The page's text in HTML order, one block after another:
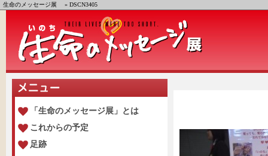
生命のメッセージ展 » DSCN3405
「生命のメッセージ展」とは
これからの予定
足跡